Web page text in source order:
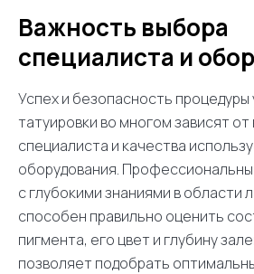
Важность выбора
специалиста и
Успех и безопасность процедуры
татуировки во многом зависят
специалиста и качества
оборудования.
с глубокими знаниями в области
способен правильно оценить
пигмента, его цвет и глубину
позволяет подобрать